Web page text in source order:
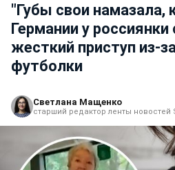
"Губы свои намазала,
Германии у россиянки
жесткий приступ из-
футболки
Светлана Мащенко
старший редактор ленты новостей